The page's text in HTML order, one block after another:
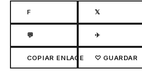
F 𝕏
💬 ✈
COPIAR ENLACE ♡ GUARDAR